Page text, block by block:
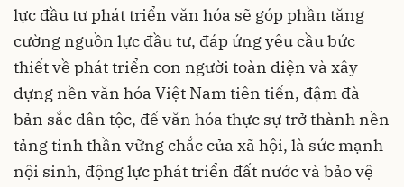
lực đầu tư phát triển văn hóa sẽ góp phần tăng
cường nguồn lực đầu tư, đáp ứng yêu cầu bức
thiết về phát triển con người toàn diện và xây
dựng nền văn hóa Việt Nam tiên tiến, đậm đà
bản sắc dân tộc, để văn hóa thực sự trở thành nền
tảng tinh thần vững chắc của xã hội, là sức mạnh
nội sinh, động lực phát triển đất nước và bảo vệ